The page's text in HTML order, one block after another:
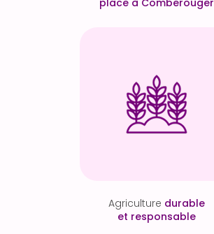
place à Comberouger
Agriculture durable
et responsable